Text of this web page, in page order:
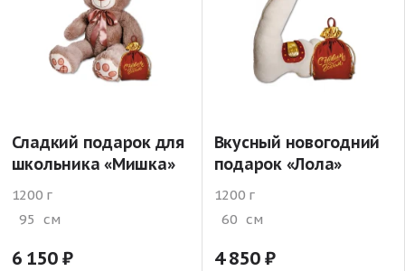
Сладкий подарок для
школьника «Мишка»
1200 г
95 см
6 150
Вкусный новогодний
подарок «Лола»
1200 г
60 см
4 850